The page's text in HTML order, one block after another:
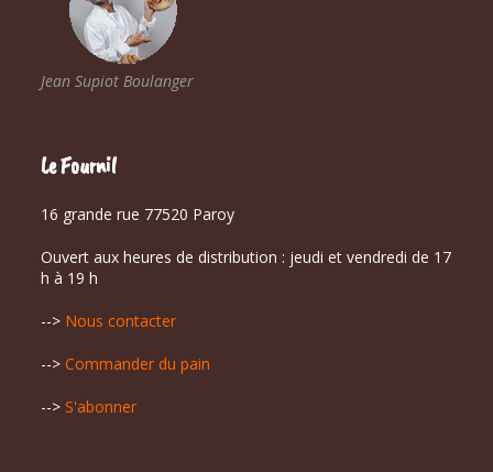
Jean Supiot Boulanger
Le Fournil
16 grande rue 77520 Paroy
Ouvert aux heures de distribution : jeudi et vendredi de 17
h à 19 h
--> Nous contacter
-->Commander du pain
--> S'abonner